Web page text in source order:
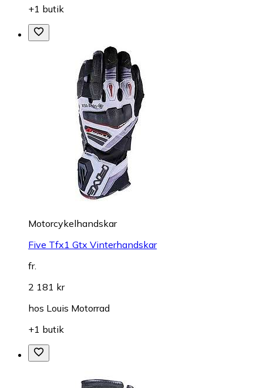
+1 butik
Motorcykelhandskar
Five Tfx1 Gtx Vinterhandskar
fr.
2 181 kr
hos Louis Motorrad
+1 butik